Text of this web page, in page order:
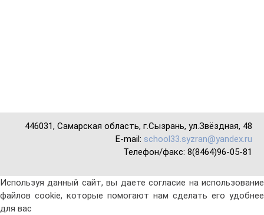
446031, Самарская область, г.Сызрань, ул.Звёздная, 48
E-mail: school33.syzran@yandex.ru
Телефон/факс: 8(8464)96-05-81
Используя данный сайт, вы даете согласие на использование
файлов cookie, которые помогают нам сделать его удобнее
для вас